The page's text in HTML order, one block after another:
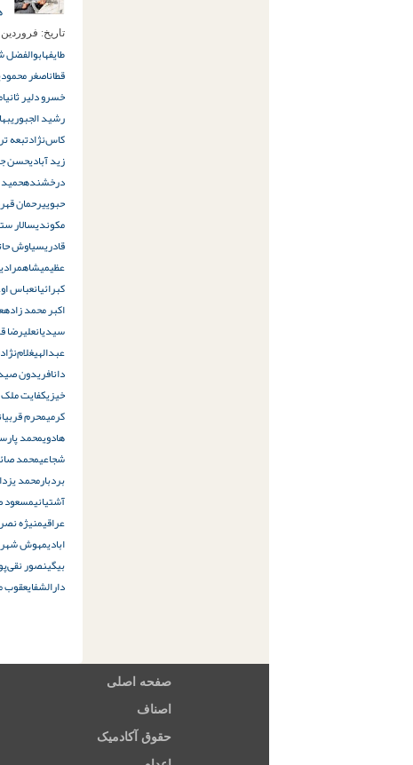
تاریخ: فروردین 21ام, 1392
طایفهابوالفضل
قطاناصغر
خسرو دلیر ثانی
رشید الجبوری
کاس‌نژادتبعه
زید آبادیحسن
درخشندهحمید
حبوییرحمان
مکوندیسالار
قادریسیاوش
عظیمیشاهمرادی
کبرائیانعباس
اکبر محمد زاده
سیدیانعلیرضا
عبدالهیغلام‌نژاد
دانافریدون
خیزیکفایت
کرمیمحرم
هادویمحمد
شجاعیمحمد
بردبارمحمد
آشتیانیمسعود
عراقیمنیژه
ابادیمهوش
بیگینصور
دارالشفایعقوب
صفحه اصلی
اصناف
حقوق آکادمیک